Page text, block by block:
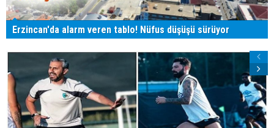
Erzincan'da alarm veren tablo! Nüfus düşüşü sürüyor